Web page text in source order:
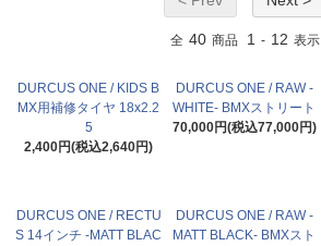
全 40 商品 1 - 12 表示
DURCUS ONE / KIDS B
MX用補修タイヤ 18x2.2
5
2,400円(税込2,640円)
DURCUS ONE / RAW -
WHITE- BMXストリート
70,000円(税込77,000円)
DURCUS ONE / RECTU
S 14インチ -MATT BLAC
DURCUS ONE / RAW -
MATT BLACK- BMXスト